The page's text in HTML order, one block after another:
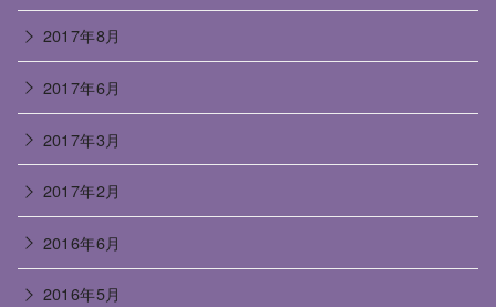
2017年8月
2017年6月
2017年3月
2017年2月
2016年6月
2016年5月